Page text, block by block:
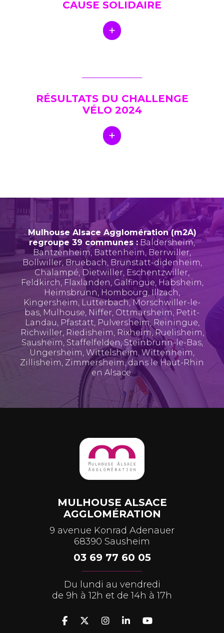
CAUSE SOLIDAIRE
RÉSULTATS DU CHALLENGE
VÉLO 2024
Mulhouse Alsace Agglomération (m2A)
regroupe 39 communes : Baldersheim,
Bantzenheim, Battenheim, Berrwiller,
Bollwiller, Bruebach,Brunstatt-didenheim,
Chalampé, Dietwiller, Eschentzwiller,
Feldkirch, Flaxlanden,Galfingue, Habsheim,
Heimsbrunn, Hombourg,Illzach,
Kingersheim, Lutterbach, Morschwiller-le-
bas, Mulhouse, Niffer, Ottmarsheim, Petit-
Landau, Pfastatt, Pulversheim, Reiningue,
Richwiller,Riedisheim, Rixheim,Ruelisheim,
Sausheim, Staffelfelden, Steinbrunn-le-Bas,
Ungersheim, Wittelsheim,Wittenheim,
Zillisheim, Zimmersheim, dans le Haut-Rhin
en Alsace.
MULHOUSE ALSACE
AGGLOMÉRATION
9 avenue Konrad Adenauer
68390 Sausheim
03 69 77 60 05
Du lundi au vendredi
de 9h à 12h et de 14h à 17h